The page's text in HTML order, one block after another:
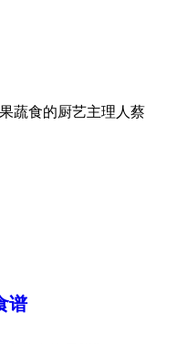
蔬食的厨艺主理人蔡
谱